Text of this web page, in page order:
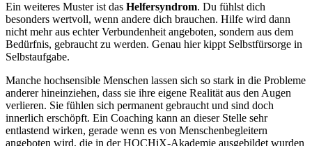
Ein weiteres Muster ist das Helfersyndrom. Du fühlst dich
besonders wertvoll, wenn andere dich brauchen. Hilfe wird dann
nicht mehr aus echter Verbundenheit angeboten, sondern aus dem
Bedürfnis, gebraucht zu werden. Genau hier kippt Selbstfürsorge in
Selbstaufgabe.
Manche hochsensible Menschen lassen sich so stark in die Probleme
anderer hineinziehen, dass sie ihre eigene Realität aus den Augen
verlieren. Sie fühlen sich permanent gebraucht und sind doch
innerlich erschöpft. Ein Coaching kann an dieser Stelle sehr
entlastend wirken, gerade wenn es von Menschenbegleitern
angeboten wird, die in der HOCHiX-Akademie ausgebildet wurden